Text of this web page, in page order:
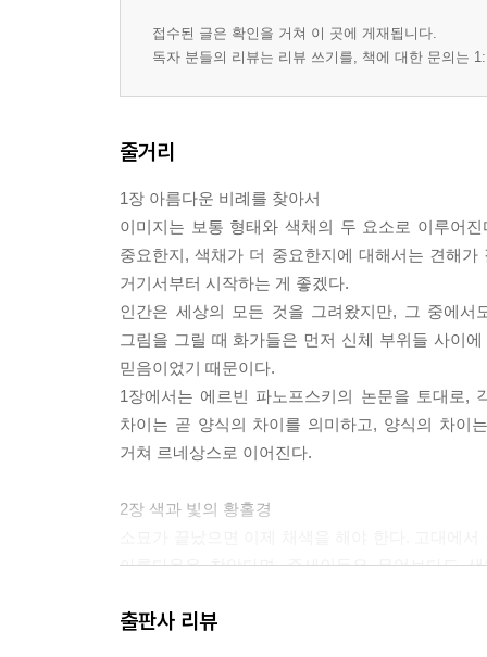
접수된 글은 확인을 거쳐 이 곳에 게재됩니다.
독자 분들의 리뷰는 리뷰 쓰기를, 책에 대한 문의는
줄거리
1장 아름다운 비례를 찾아서
이미지는 보통 형태와 색채의 두 요소로 이루어
중요한지, 색채가 더 중요한지에 대해서는 견해
거기서부터 시작하는 게 좋겠다.
인간은 세상의 모든 것을 그려왔지만, 그 중에
그림을 그릴 때 화가들은 먼저 신체 부위들 사이
믿음이었기 때문이다.
1장에서는 에르빈 파노프스키의 논문을 토대로,
차이는 곧 양식의 차이를 의미하고, 양식의 차이
거쳐 르네상스로 이어진다.
2장 색과 빛의 황홀경
아름다움을 찾았다면, 중세인들은 무엇보다도
고대인이 인간에게서 아름다움을 보았다면, 중세
출판사 리뷰